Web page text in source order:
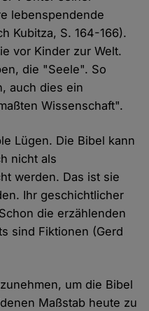
lebenspendende
Kubitza, S. 164-166).
vor Kinder zur Welt.
die "Seele". So
auch dies ein
Wissenschaft".
Lügen. Die Bibel kann
nicht als
werden. Das ist sie
Ihr geschichtlicher
die erzählenden
sind Fiktionen (Gerd
um die Bibel
Maßstab heute zu